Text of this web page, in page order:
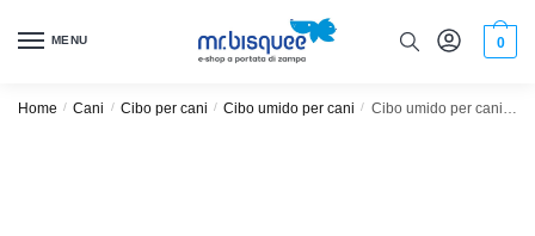
MENU 0
Home / Cani / Cibo per cani / Cibo umido per cani / Cibo umido per cani cuccioli Schesir Puppy 150gr confezione da 6pz tonno e aloe